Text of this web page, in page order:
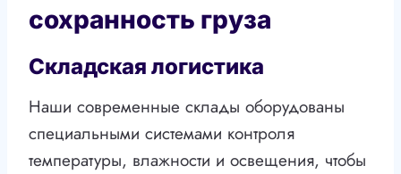
сохранность груза
Складская логистика
Наши современные склады оборудованы
специальными системами контроля
температуры, влажности и освещения, чтобы